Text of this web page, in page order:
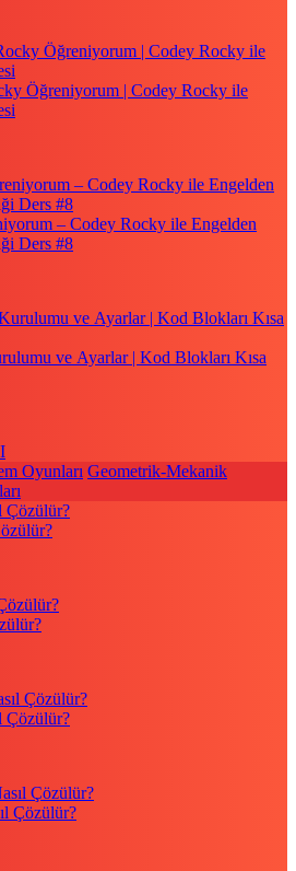
Öğreniyorum | Codey Rocky ile
– Codey Rocky ile Engelden
Ders #8
ve Ayarlar | Kod Blokları Kısa
Oyunları Geometrik-Mekanik
Çözülür?
Çözülür?